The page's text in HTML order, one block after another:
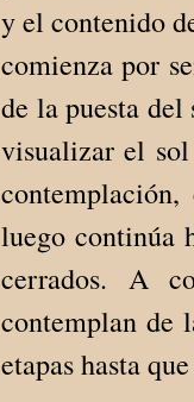
y el contenido
comienza por
de la puesta
visualizar el
luego continúa
cerrados. A
contemplan de
etapas hasta